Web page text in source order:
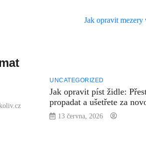
Jak opravit
UNCATEGORIZED
Jak opravit píst židle:
propadat a ušetřete za
13 června, 2026